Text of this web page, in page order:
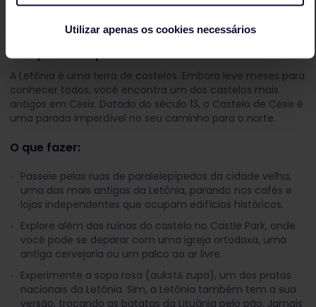
Utilizar apenas os cookies necessários
Cēsis, Letônia
Por que vale a pena:
A Letônia é uma terra de castelos. Embora leve meses para
conhecer todos, você encontra um dos castelos mais
antigos em Cēsis. Datado do século 13, o Castelo de Cēsis é
uma parada imperdível no seu caminho para o norte.
O que fazer:
Passeie pelas ruas de paralelepípedos da cidade velha,
uma das mais antigas da Letônia, parando nos cafés e
lojas independentes que ocupam edifícios históricos.
Explore além das ruínas do castelo no Castle Park, onde
você pode se deparar com uma igreja ortodoxa, uma
antiga cervejaria ou um palco ao ar livre.
Experimente a sopa rosa (aukstā zupa), um dos pratos
nacionais da Letônia. Sim, a Letônia também tem a sua
versão, trocando as batatas da Lituânia pelo pão. Jamais